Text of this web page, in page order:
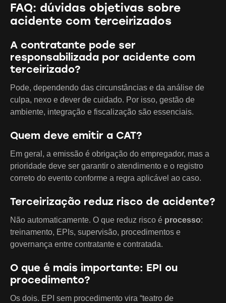
FAQ: dúvidas objetivas sobre
acidente com terceirizados
A contratante pode ser
responsabilizada por acidente com
terceirizado?
Pode, dependendo das circunstâncias e da análise de
culpa, nexo e dever de cuidado. Por isso, gestão de
ambiente, integração e fiscalização são essenciais.
Quem deve emitir a CAT?
Em geral, a emissão é obrigação do empregador, mas a
prioridade deve ser garantir o atendimento e o registro
correto do evento conforme a regra aplicável ao caso.
Terceirização reduz risco de acidente?
Não automaticamente. O que reduz risco é processo:
treinamento, EPIs, supervisão, procedimentos e
governança entre contratante e contratada.
O que é mais importante: EPI ou
procedimento?
Os dois. EPI sem procedimento vira “teatro de